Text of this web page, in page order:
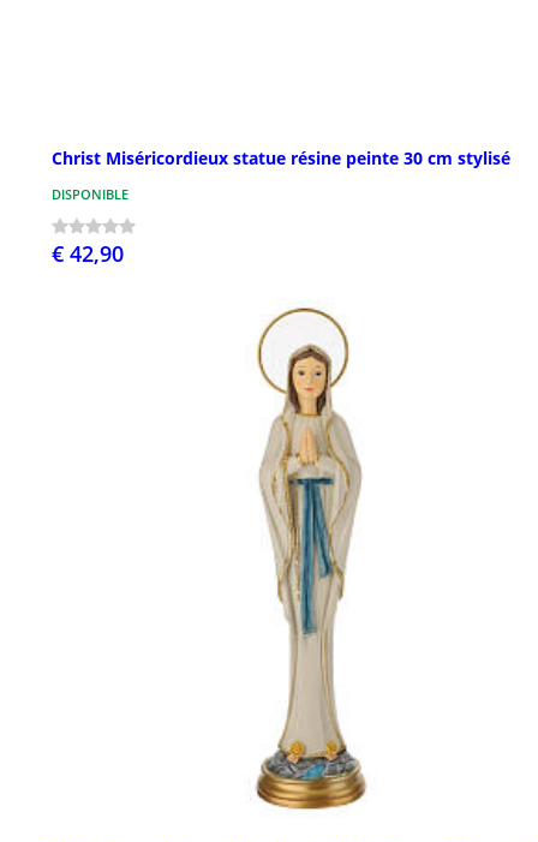
Christ Miséricordieux statue résine peinte 30 cm stylisé
DISPONIBLE
€ 42,90